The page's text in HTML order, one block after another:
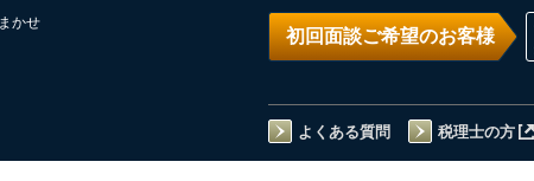
かせ
初回面談ご希望のお客様
よくある質問 税理士の方